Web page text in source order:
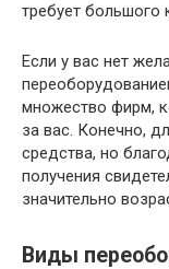
требует большого
Если у вас нет
множество фирм,
за вас. Конечно,
средства, но
получения
значительно
Виды